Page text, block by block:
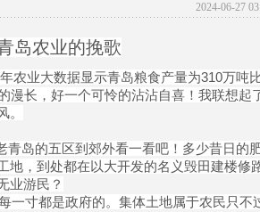
2024-06-27
挽歌
业大数据显示青岛粮食产量为310万吨
漫长，好一个可怜的沾沾自喜！我联想起
岛的五区到郊外看一看吧！多少昔日的
地，到处都在以大开发的名义毁田建楼修
业游民？
寸都是政府的。集体土地属于农民只不